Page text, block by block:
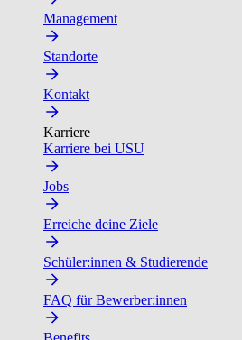
Management
Standorte
Kontakt
Karriere
Karriere bei USU
Jobs
Erreiche deine Ziele
Schüler:innen & Studierende
FAQ für Bewerber:innen